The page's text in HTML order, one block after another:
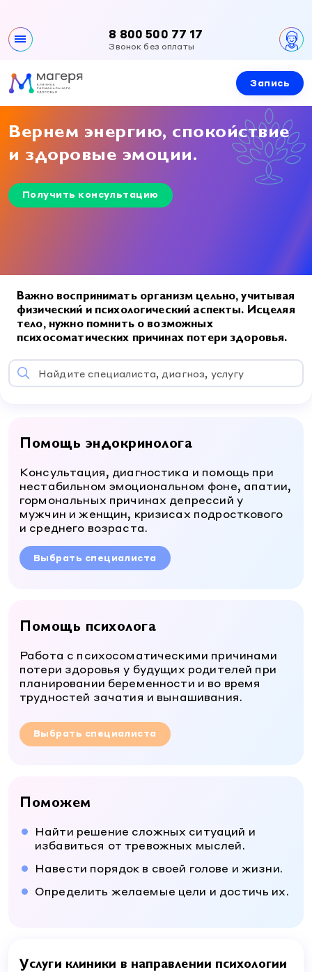
Клиника
Контакты
Документы и лицензии
Направления
Все направления
Эндокринология
Гинекология
Детская гинекология
УЗИ
Оториноларингология (ЛОР)
Гастроэнтерология
Массаж
У вас получится
Специалисты
Эндокринология
Детская эндокринология
Детская гинекология
УЗИ
Оториноларингология (ЛОР)
Гастроэнтерология
Психология
Услуги и цены
Лабораторная диагностика
Процедурный кабинет
Правовая информация
Лицензия
Телемедицина
Информация для пациентов
Пациентам
Контакты
Карта сайта
8 800 500 77 17
Звонок без оплаты
Запись
Вернем энергию, спокойствие
и здоровые эмоции.
Получить консультацию
Важно воспринимать организм цельно, учитывая
физический и психологический аспекты. Исцеляя
тело, нужно помнить о возможных
психосоматических причинах потери здоровья.
Найдите специалиста, диагноз, услугу
Помощь эндокринолога
Консультация, диагностика и помощь при
нестабильном эмоциональном фоне, апатии,
гормональных причинах депрессий у
мужчин и женщин, кризисах подросткового
и среднего возраста.
Выбрать специалиста
Помощь психолога
Работа с психосоматическими причинами
потери здоровья у будущих родителей при
планировании беременности и во время
трудностей зачатия и вынашивания.
Выбрать специалиста
Поможем
Найти решение сложных ситуаций и
избавиться от тревожных мыслей.
Навести порядок в своей голове и жизни.
Определить желаемые цели и достичь их.
Услуги клиники в направлении психологии